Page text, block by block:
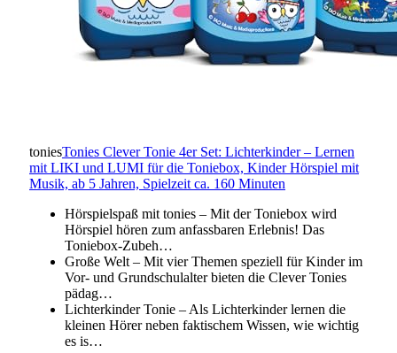
toniesTonies Clever Tonie 4er Set: Lichterkinder – Lernen
mit LIKI und LUMI für die Toniebox, Kinder Hörspiel mit
Musik, ab 5 Jahren, Spielzeit ca. 160 Minuten
Hörspielspaß mit tonies – Mit der Toniebox wird
Hörspiel hören zum anfassbaren Erlebnis! Das
Toniebox-Zubeh…
Große Welt – Mit vier Themen speziell für Kinder im
Vor- und Grundschulalter bieten die Clever Tonies
pädag…
Lichterkinder Tonie – Als Lichterkinder lernen die
kleinen Hörer neben faktischem Wissen, wie wichtig
es is…